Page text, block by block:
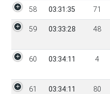
58 03:31:35 71
59 03:33:28 48
60 03:34:11 4
61 03:34:11 80